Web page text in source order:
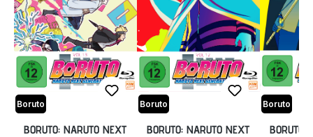
Boruto
BORUTO: NARUTO NEXT
Boruto
BORUTO: NARUTO NEXT
Boruto
BORUTO: